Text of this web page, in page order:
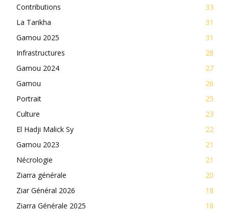
Contributions
33
La Tarikha
31
Gamou 2025
31
Infrastructures
28
Gamou 2024
27
Gamou
26
Portrait
25
Culture
23
El Hadji Malick Sy
22
Gamou 2023
21
Nécrologie
21
Ziarra générale
20
Ziar Général 2026
18
Ziarra Générale 2025
18